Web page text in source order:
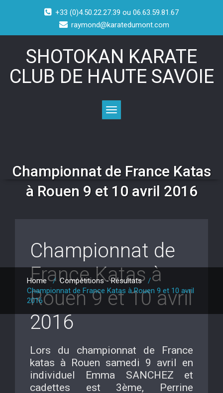
+33 (0)4.50.22.27.39 ou 06.63.59.81.67
raymond@karatedumont.com
SHOTOKAN KARATE
CLUB DE HAUTE SAVOIE
Toggle navigation
Championnat de France Katas
à Rouen 9 et 10 avril 2016
Home/Compétitions - Résultats/
Championnat de France Katas à Rouen 9 et 10 avril
2016
Championnat de
France Katas à
Rouen 9 et 10 avril
2016
Lors du championnat de France
katas à Rouen samedi 9 avril en
individuel Emma SANCHEZ et
cadettes est 3ème, Perrine